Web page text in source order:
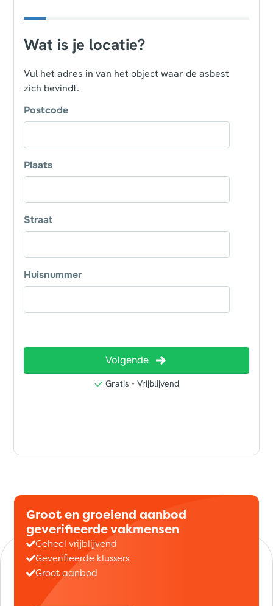
Groot en groeiend aanbod
geverifieerde vakmensen
Geheel vrijblijvend
Geverifieerde klussers
Groot aanbod